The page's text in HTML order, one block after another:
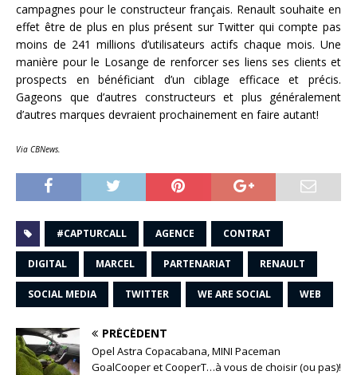
campagnes pour le constructeur français. Renault souhaite en
effet être de plus en plus présent sur Twitter qui compte pas
moins de 241 millions d’utilisateurs actifs chaque mois. Une
manière pour le Losange de renforcer ses liens ses clients et
prospects en bénéficiant d’un ciblage efficace et précis.
Gageons que d’autres constructeurs et plus généralement
d’autres marques devraient prochainement en faire autant!
Via CBNews.
#CAPTURCALL AGENCE CONTRAT
DIGITAL MARCEL PARTENARIAT RENAULT
SOCIAL MEDIA TWITTER WE ARE SOCIAL WEB
PRÉCÉDENT
Opel Astra Copacabana, MINI Paceman
GoalCooper et CooperT…à vous de choisir (ou pas)!